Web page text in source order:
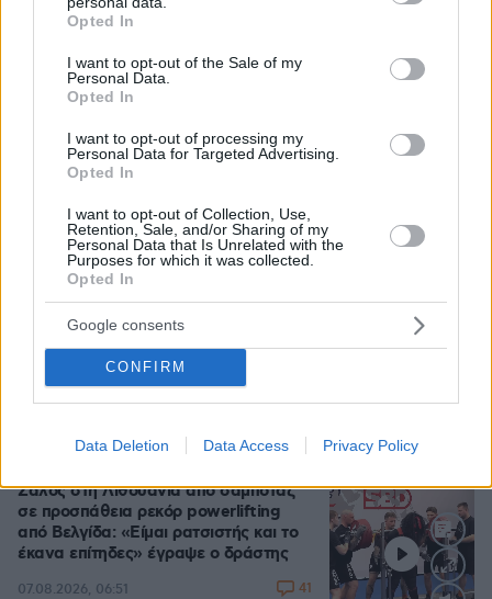
grant or deny consent to Google and its third-party tags to
use your data for below specified purposes in below Google
consent section.
Opted In
I want to opt-out of the Sale of my
Personal Data.
Opted In
I want to opt-out of processing my
Personal Data for Targeted Advertising.
Opted In
I want to opt-out of Collection, Use,
Retention, Sale, and/or Sharing of my
Personal Data that Is Unrelated with the
Purposes for which it was collected.
Opted In
Google consents
CONFIRM
Data Deletion Data Access Privacy Policy
Γονικές παροχές: Οι παγίδες στις μεταφορές
Πόσο κοστίζει μία εβδομάδα σε βίλες
- παράδεισους
πριν μία ώρα
Προφυλακίστηκαν ο δήμαρχος
Στυλίδας και δύο ακόμη
κατηγορούμενοι για την πυρκαγιά στη
07.08.2026, 07:00 99
Σάλος στη Λιθουανία από σαμποτάζ
σε προσπάθεια ρεκόρ powerlifting
από Βελγίδα: «Είμαι ρατσιστής και το
έκανα επίτηδες» έγραψε ο δράστης
07.08.2026, 06:51 41